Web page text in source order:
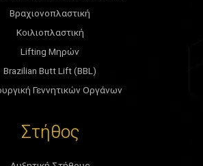
Βραχιονοπλαστική
Κοιλιοπλαστική
Lifting Μηρών
Brazilian Butt Lift (BBL)
Γεννητικών Οργάνων
Στήθος